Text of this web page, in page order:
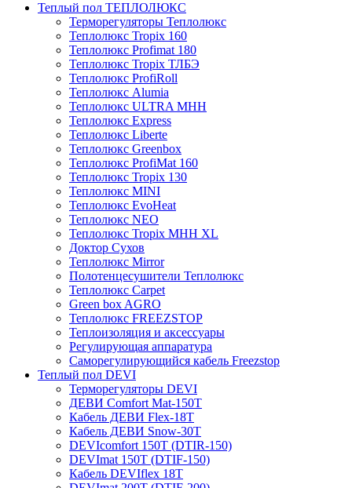
Теплый пол ТЕПЛОЛЮКС
Терморегуляторы Теплолюкс
Теплолюкс Tropix 160
Теплолюкс Profimat 180
Теплолюкс Tropix ТЛБЭ
Теплолюкс ProfiRoll
Теплолюкс Alumia
Теплолюкс ULTRA МНН
Теплолюкс Express
Теплолюкс Liberte
Теплолюкс Greenbox
Теплолюкс ProfiMat 160
Теплолюкс Tropix 130
Теплолюкс MINI
Теплолюкс EvoHeat
Теплолюкс NEO
Теплолюкс Tropix МНН XL
Доктор Сухов
Теплолюкс Mirror
Полотенцесушители Теплолюкс
Теплолюкс Carpet
Green box AGRO
Теплолюкс FREEZSTOP
Теплоизоляция и аксессуары
Регулирующая аппаратура
Cаморегулирующийся кабель Freezstop
Теплый пол DEVI
Терморегуляторы DEVI
ДЕВИ Comfort Mat-150T
Кабель ДЕВИ Flex-18T
Кабель ДЕВИ Snow-30T
DEVIcomfort 150T (DTIR-150)
DEVImat 150T (DTIF-150)
Кабель DEVIflex 18T